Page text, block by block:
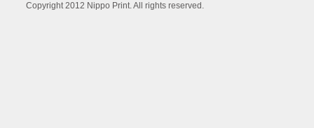
Copyright 2012 Nippo Print. All rights reserved.